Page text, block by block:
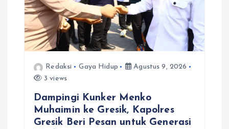
Redaksi Gaya Hidup
Agustus 9, 2026
3 views
Dampingi Kunker Menko
Muhaimin ke Gresik, Kapolres
Gresik Beri Pesan untuk Generasi